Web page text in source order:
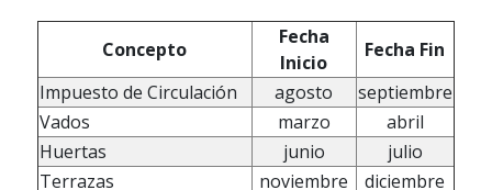
Concepto
Fecha
Inicio
Fecha Fin
Impuesto de Circulación
agosto
septiembre
Vados
marzo
abril
Huertas
junio
julio
Terrazas
noviembre
diciembre